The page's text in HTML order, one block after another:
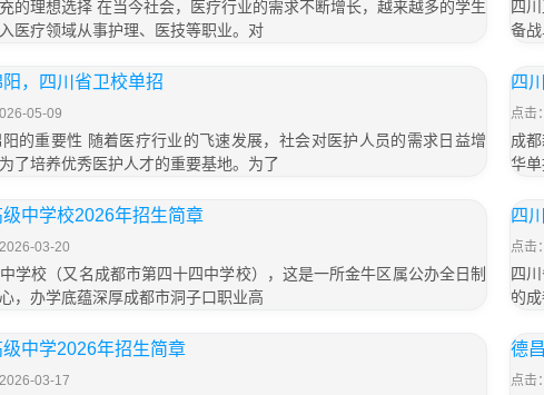
的理想选择 在当今社会，医疗行业的需求不断增长，越来越多的学生
医疗领域从事护理、医技等职业。对
四
备
，四川省卫校单招
05-09
的重要性 随着医疗行业的飞速发展，社会对医护人员的需求日益增
了培养优秀医护人才的重要基地。为了
四
点击
成
华
中学校2026年招生简章
03-20
学校（又名成都市第四十四中学校），这是一所金牛区属公办全日制
，办学底蕴深厚成都市洞子口职业高
四
点击
四
的
中学2026年招生简章
03-17
德
点击